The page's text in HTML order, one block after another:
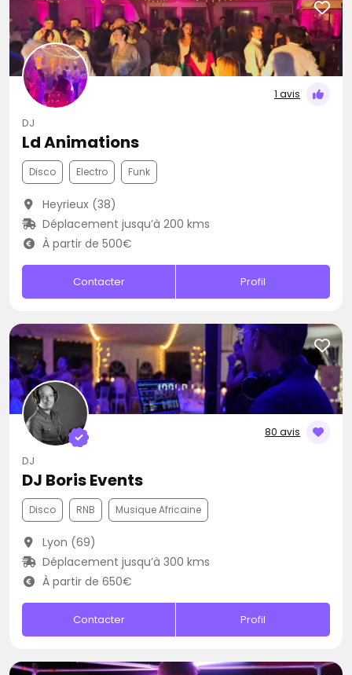
1 avis
DJ
Ld Animations
Disco Electro Funk
Heyrieux (38)
Déplacement jusqu’à 200 kms
À partir de 500€
Contacter Profil
80 avis
DJ
DJ Boris Events
Disco RNB Musique Africaine
Lyon (69)
Déplacement jusqu’à 300 kms
À partir de 650€
Contacter Profil